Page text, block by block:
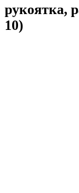
рукоятка,
10)